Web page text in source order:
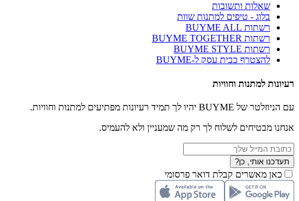
שאלות ותשובות
בלוג - טיפים למתנות שוות
רשתות BUYME ALL
רשתות BUYME TOGETHER
רשתות BUYME STYLE
להצטרף כבית עסק ל-BUYME
רעיונות למתנות וחוויות
עם הניוזלטר של BUYME יהיו לך תמיד רעיונות מפתיעים למתנות וחוויות.
אנחנו מבטיחים לשלוח לך רק מה שמעניין ולא להעמיס.
תעדכנו אותי, כן?
כאן מאשרים קבלת דואר פרסומי